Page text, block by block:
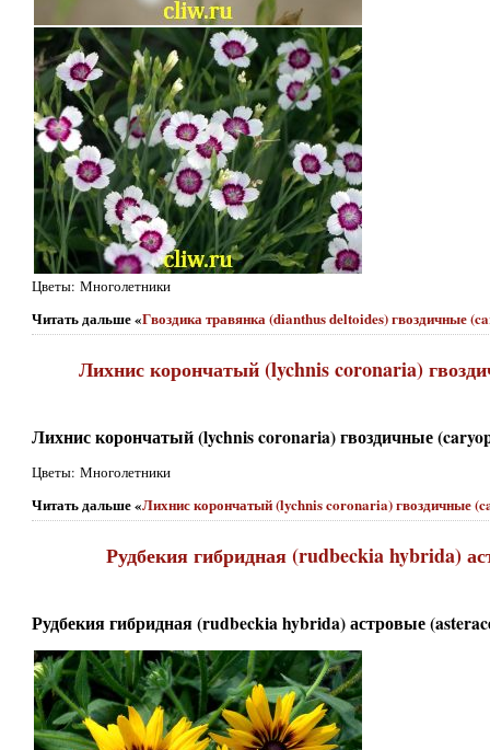
Цветы: Многолетники
Читать дальше «Гвоздика травянка (dianthus deltoides) гвоздичные
Лихнис корончатый (lychnis coronaria)
Лихнис корончатый (lychnis coronaria) гвоздичные
Цветы: Многолетники
Читать дальше «Лихнис корончатый (lychnis coronaria) гвоздичные
Рудбекия гибридная (rudbeckia hybrida)
Рудбекия гибридная (rudbeckia hybrida) астровые